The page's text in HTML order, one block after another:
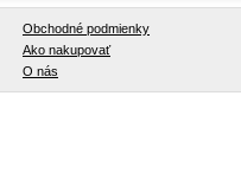
Obchodné podmienky
Ako nakupovať
O nás